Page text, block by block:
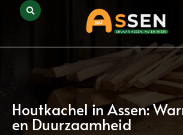
Houtkachel in Assen:
en Duurzaamheid